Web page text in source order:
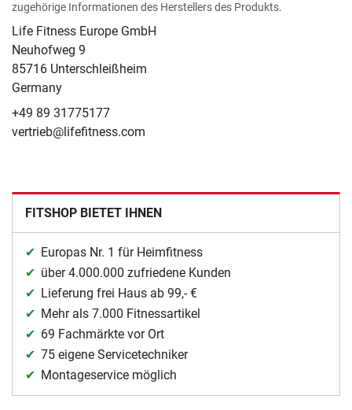
zugehörige Informationen des Herstellers des Produkts.
Life Fitness Europe GmbH
Neuhofweg 9
85716 Unterschleißheim
Germany
+49 89 31775177
vertrieb@lifefitness.com
FITSHOP BIETET IHNEN
Europas Nr. 1 für Heimfitness
über 4.000.000 zufriedene Kunden
Lieferung frei Haus ab 99,- €
Mehr als 7.000 Fitnessartikel
69 Fachmärkte vor Ort
75 eigene Servicetechniker
Montageservice möglich